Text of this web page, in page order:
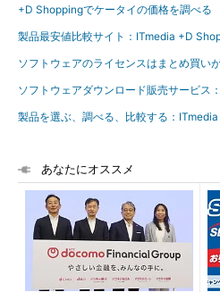
+D Shoppingでケータイの価格を調べる
製品最安値比較サイト：ITmedia +D
ソフトウェアのライセンスはまとめ買い
ソフトウェアダウンロード販売サービス
製品を選ぶ、調べる、比較する：ITmedia
あなたにオススメ